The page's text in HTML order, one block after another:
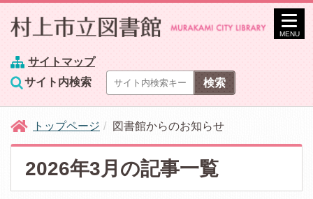
サイトマップ
サイト内検索
MENU
トップページ 図書館からのお知らせ
2026年3月の記事一覧